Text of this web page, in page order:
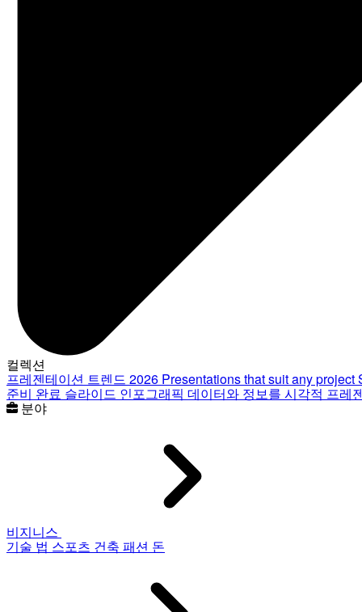
컬렉션
프레젠테이션 트렌드 2026 Presentations that suit any project
준비 완료 슬라이드 인포그래픽 데이터와 정보를 시각적 프레
분야
비지니스
기술 법 스포츠 건축 패션 돈